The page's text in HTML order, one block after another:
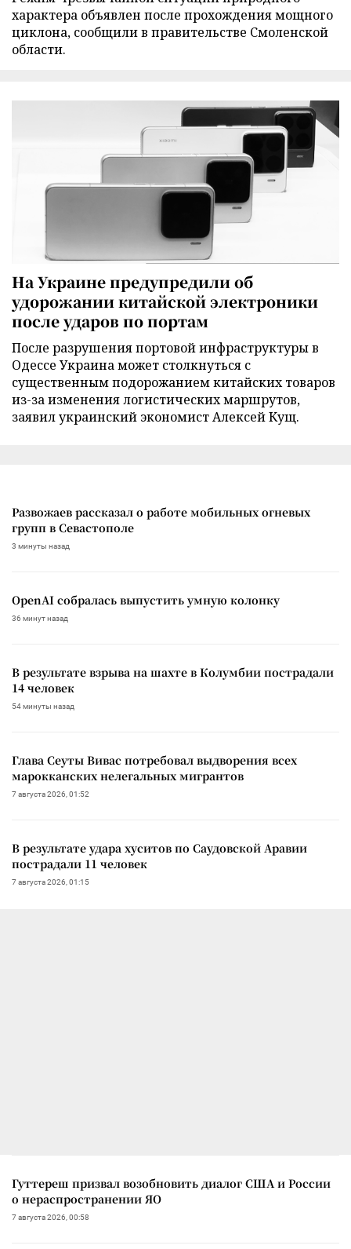
характера объявлен после прохождения мощного
циклона, сообщили в правительстве Смоленской
области.
На Украине предупредили об
удорожании китайской электроники
после ударов по портам
После разрушения портовой инфраструктуры в
Одессе Украина может столкнуться с
существенным подорожанием китайских товаров
из-за изменения логистических маршрутов,
заявил украинский экономист Алексей Кущ.
Развожаев рассказал о работе мобильных огневых
групп в Севастополе
3 минуты назад
OpenAI собралась выпустить умную колонку
36 минут назад
В результате взрыва на шахте в Колумбии пострадали
14 человек
54 минуты назад
Глава Сеуты Вивас потребовал выдворения всех
марокканских нелегальных мигрантов
7 августа 2026, 01:52
В результате удара хуситов по Саудовской Аравии
пострадали 11 человек
7 августа 2026, 01:15
Гуттереш призвал возобновить диалог США и России
о нераспространении ЯО
7 августа 2026, 00:58